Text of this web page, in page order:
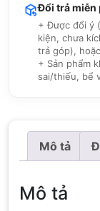
Đổi trả miễn
+ Được đổi ý
kiện, chưa
trả góp), hoặc
+ Sản phẩm
sai/thiếu, bể
Mô tả
Mô tả